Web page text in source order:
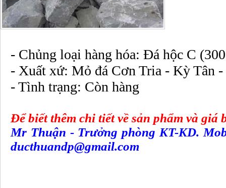
- Chủng loại hàng hóa: Đá hộc C
- Xuất xứ: Mỏ đá Cơn Tria - Kỳ Tân
- Tình trạng: Còn hàng
Để biết thêm chi tiết về sản phẩm và
Mr Thuận - Trưởng phòng KT-KD.
ducthuandp@gmail.com